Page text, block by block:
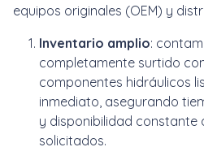
equipos originales (OEM) y
Inventario amplio:
completamente surtido
componentes hidráulicos
inmediato, asegurando
y disponibilidad constante
solicitados.